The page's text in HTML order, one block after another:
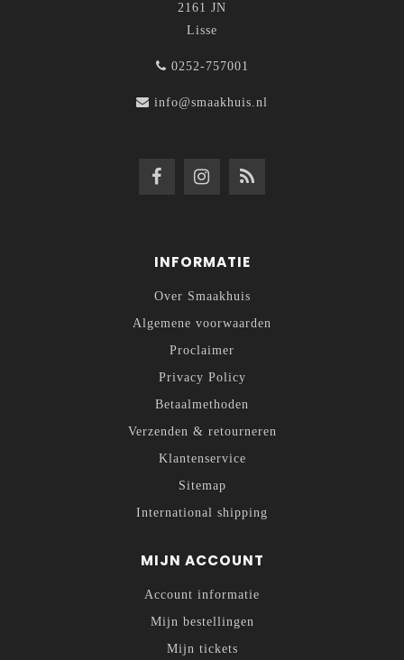
2161 JN
Lisse
0252-757001
info@smaakhuis.nl
INFORMATIE
Over Smaakhuis
Algemene voorwaarden
Proclaimer
Privacy Policy
Betaalmethoden
Verzenden & retourneren
Klantenservice
Sitemap
International shipping
MIJN ACCOUNT
Account informatie
Mijn bestellingen
Mijn tickets